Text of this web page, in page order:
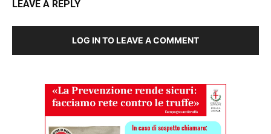
LEAVE A REPLY
LOG IN TO LEAVE A COMMENT